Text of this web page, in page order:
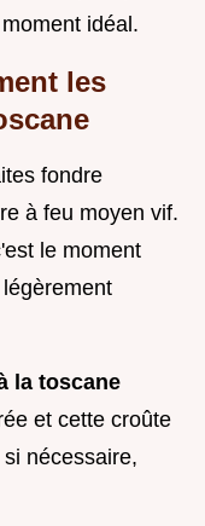
idéal.
les
fondre
à feu moyen vif.
le moment
la toscane
et cette croûte
nécessaire,